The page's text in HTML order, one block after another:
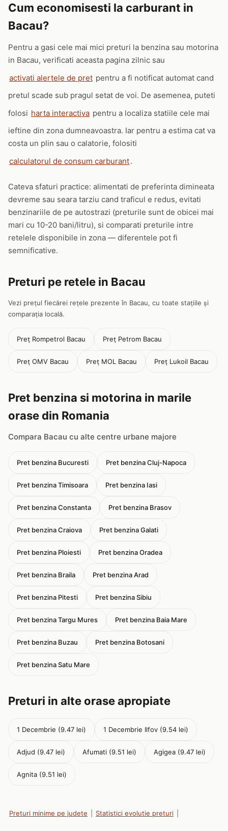
Cum economisesti la carburant in
Bacau?
Pentru a gasi cele mai mici preturi la benzina sau motorina
in Bacau, verificati aceasta pagina zilnic sau
activati alertele de pret pentru a fi notificat automat cand
pretul scade sub pragul setat de voi. De asemenea, puteti
folosi harta interactiva pentru a localiza statiile cele mai
ieftine din zona dumneavoastra. Iar pentru a estima cat va
costa un plin sau o calatorie, folositi
calculatorul de consum carburant.
Cateva sfaturi practice: alimentati de preferinta dimineata
devreme sau seara tarziu cand traficul e redus, evitati
benzinariile de pe autostrazi (preturile sunt de obicei mai
mari cu 10-20 bani/litru), si comparati preturile intre
retelele disponibile in zona — diferentele pot fi
semnificative.
Preturi pe retele in Bacau
Vezi prețul fiecărei rețele prezente în Bacau, cu toate stațiile și
comparația locală.
Preț Rompetrol Bacau Preț Petrom Bacau
Preț OMV Bacau Preț MOL Bacau Preț Lukoil Bacau
Pret benzina si motorina in marile
orase din Romania
Compara Bacau cu alte centre urbane majore
Pret benzina Bucuresti Pret benzina Cluj-Napoca
Pret benzina Timisoara Pret benzina Iasi
Pret benzina Constanta Pret benzina Brasov
Pret benzina Craiova Pret benzina Galati
Pret benzina Ploiesti Pret benzina Oradea
Pret benzina Braila Pret benzina Arad
Pret benzina Pitesti Pret benzina Sibiu
Pret benzina Targu Mures Pret benzina Baia Mare
Pret benzina Buzau Pret benzina Botosani
Pret benzina Satu Mare
Preturi in alte orase apropiate
1 Decembrie (9.47 lei) 1 Decembrie Ilfov (9.54 lei)
Adjud (9.47 lei) Afumati (9.51 lei) Agigea (9.47 lei)
Agnita (9.51 lei)
Preturi minime pe judete Statistici evolutie preturi